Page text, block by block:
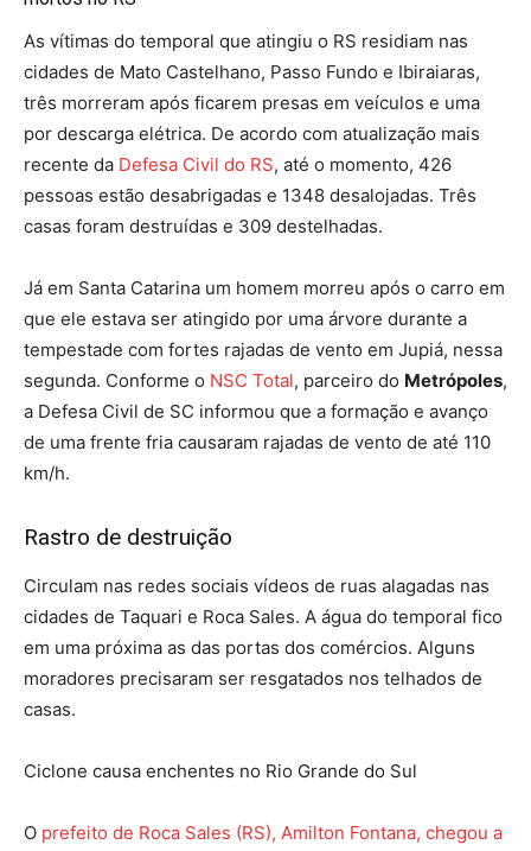
As vítimas do temporal que atingiu o RS residiam nas
cidades de Mato Castelhano, Passo Fundo e Ibiraiaras,
três morreram após ficarem presas em veículos e uma
por descarga elétrica. De acordo com atualização mais
recente da Defesa Civil do RS, até o momento, 426
pessoas estão desabrigadas e 1348 desalojadas. Três
casas foram destruídas e 309 destelhadas.
Já em Santa Catarina um homem morreu após o carro em
que ele estava ser atingido por uma árvore durante a
tempestade com fortes rajadas de vento em Jupiá, nessa
segunda. Conforme o NSC Total, parceiro do Metrópoles,
a Defesa Civil de SC informou que a formação e avanço
de uma frente fria causaram rajadas de vento de até 110
km/h.
Rastro de destruição
Circulam nas redes sociais vídeos de ruas alagadas nas
cidades de Taquari e Roca Sales. A água do temporal fico
em uma próxima as das portas dos comércios. Alguns
moradores precisaram ser resgatados nos telhados de
casas.
Ciclone causa enchentes no Rio Grande do Sul
O prefeito de Roca Sales (RS), Amilton Fontana, chegou a